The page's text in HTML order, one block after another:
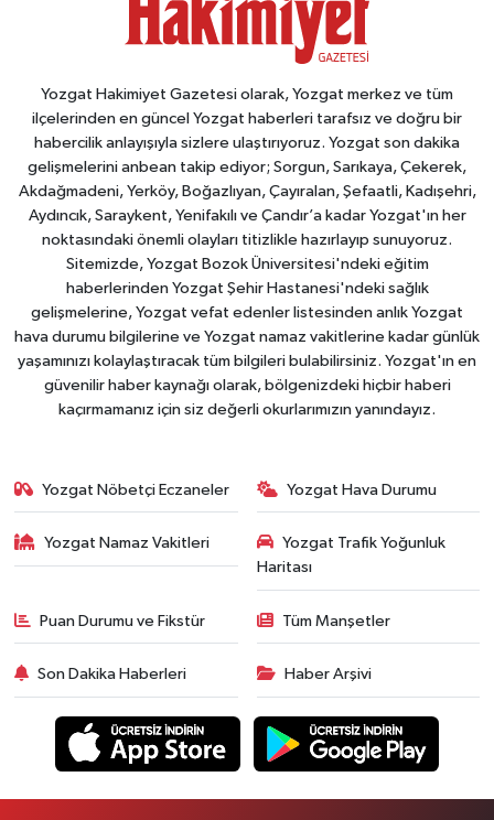
Yozgat Hakimiyet Gazetesi olarak, Yozgat merkez ve tüm
ilçelerinden en güncel Yozgat haberleri tarafsız ve doğru bir
habercilik anlayışıyla sizlere ulaştırıyoruz. Yozgat son dakika
gelişmelerini anbean takip ediyor; Sorgun, Sarıkaya, Çekerek,
Akdağmadeni, Yerköy, Boğazlıyan, Çayıralan, Şefaatli, Kadışehri,
Aydıncık, Saraykent, Yenifakılı ve Çandır’a kadar Yozgat'ın her
noktasındaki önemli olayları titizlikle hazırlayıp sunuyoruz.
Sitemizde, Yozgat Bozok Üniversitesi'ndeki eğitim
haberlerinden Yozgat Şehir Hastanesi'ndeki sağlık
gelişmelerine, Yozgat vefat edenler listesinden anlık Yozgat
hava durumu bilgilerine ve Yozgat namaz vakitlerine kadar günlük
yaşamınızı kolaylaştıracak tüm bilgileri bulabilirsiniz. Yozgat'ın en
güvenilir haber kaynağı olarak, bölgenizdeki hiçbir haberi
kaçırmamanız için siz değerli okurlarımızın yanındayız.
Yozgat Nöbetçi Eczaneler Yozgat Hava Durumu
Yozgat Namaz Vakitleri
Yozgat Trafik Yoğunluk
Haritası
Puan Durumu ve Fikstür Tüm Manşetler
Son Dakika Haberleri Haber Arşivi